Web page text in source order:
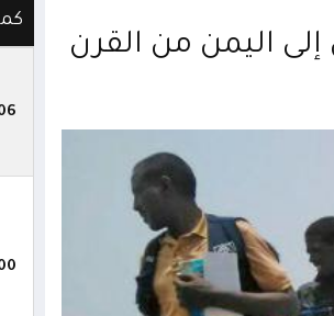
إلى اليمن من القرن